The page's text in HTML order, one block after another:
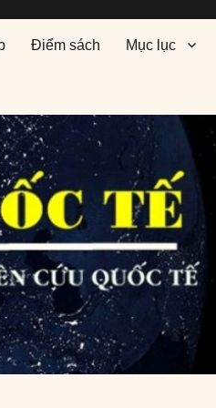
Điểm sách Mục lục